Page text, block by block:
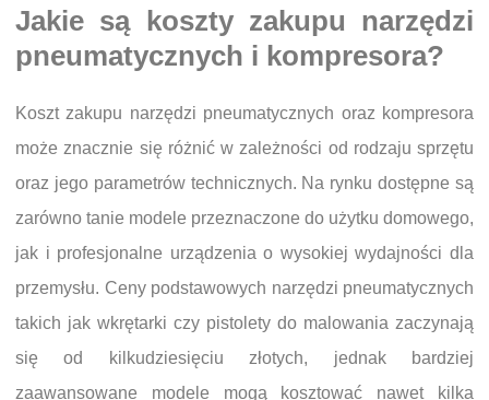
Jakie są koszty zakupu narzędzi
pneumatycznych i kompresora?
Koszt zakupu narzędzi pneumatycznych oraz kompresora
może znacznie się różnić w zależności od rodzaju sprzętu
oraz jego parametrów technicznych. Na rynku dostępne są
zarówno tanie modele przeznaczone do użytku domowego,
jak i profesjonalne urządzenia o wysokiej wydajności dla
przemysłu. Ceny podstawowych narzędzi pneumatycznych
takich jak wkrętarki czy pistolety do malowania zaczynają
się od kilkudziesięciu złotych, jednak bardziej
zaawansowane modele mogą kosztować nawet kilka